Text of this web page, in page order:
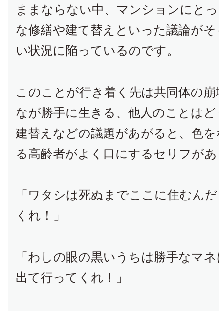
ままならない中、マンションにと
な修繕や建て替えといった議論が
い状況に陥っているのです。
このことが行き着く先は共同体の
なが勝手に生きる、他人のことは
建替えなどの議題があがると、色
る高齢者がよく口にするセリフが
「ワタシは死ぬまでここに住むん
くれ！」
「わしの眼の黒いうちは勝手なマ
出て行ってくれ！」